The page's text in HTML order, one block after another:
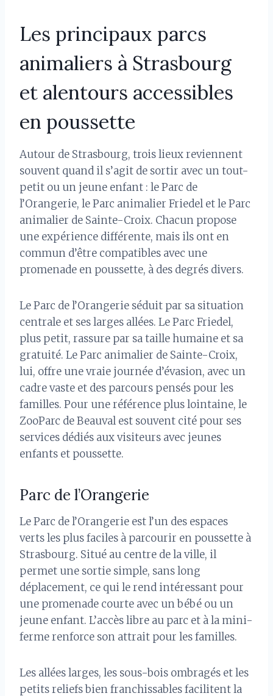
Les principaux parcs
animaliers à Strasbourg
et alentours accessibles
en poussette
Autour de Strasbourg, trois lieux reviennent
souvent quand il s’agit de sortir avec un tout-
petit ou un jeune enfant : le Parc de
l’Orangerie, le Parc animalier Friedel et le Parc
animalier de Sainte-Croix. Chacun propose
une expérience différente, mais ils ont en
commun d’être compatibles avec une
promenade en poussette, à des degrés divers.
Le Parc de l’Orangerie séduit par sa situation
centrale et ses larges allées. Le Parc Friedel,
plus petit, rassure par sa taille humaine et sa
gratuité. Le Parc animalier de Sainte-Croix,
lui, offre une vraie journée d’évasion, avec un
cadre vaste et des parcours pensés pour les
familles. Pour une référence plus lointaine, le
ZooParc de Beauval est souvent cité pour ses
services dédiés aux visiteurs avec jeunes
enfants et poussette.
Parc de l’Orangerie
Le Parc de l’Orangerie est l’un des espaces
verts les plus faciles à parcourir en poussette à
Strasbourg. Situé au centre de la ville, il
permet une sortie simple, sans long
déplacement, ce qui le rend intéressant pour
une promenade courte avec un bébé ou un
jeune enfant. L’accès libre au parc et à la mini-
ferme renforce son attrait pour les familles.
Les allées larges, les sous-bois ombragés et les
petits reliefs bien franchissables facilitent la